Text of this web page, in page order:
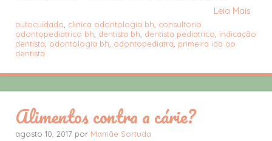
Leia Mais
autocuidado clinica odontologia bh consultório
odontopediatrico bh dentista bh dentista pediatrico indicação
dentista odontologia bh odontopediatra primeira ida ao
dentista
Alimentos contra a cárie?
agosto 10, 2017 por Mamãe Sortuda